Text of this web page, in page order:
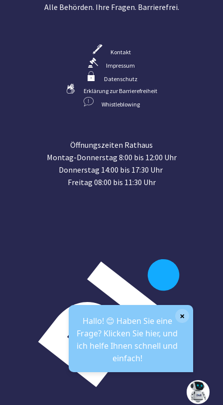
Alle Behörden. Ihre Fragen. Barrierefrei.
Kontakt
Impressum
Datenschutz
Erklärung zur Barrierefreiheit
Whistleblowing
Öffnungszeiten Rathaus
Montag-Donnerstag 8:00 bis 12:00 Uhr
Donnerstag 14:00 bis 17:30 Uhr
Freitag 08:00 bis 11:30 Uhr
Hallo! 😊 Haben Sie eine
Frage? Klicken Sie hier, und
ich helfe Ihnen schnell und
einfach!
×